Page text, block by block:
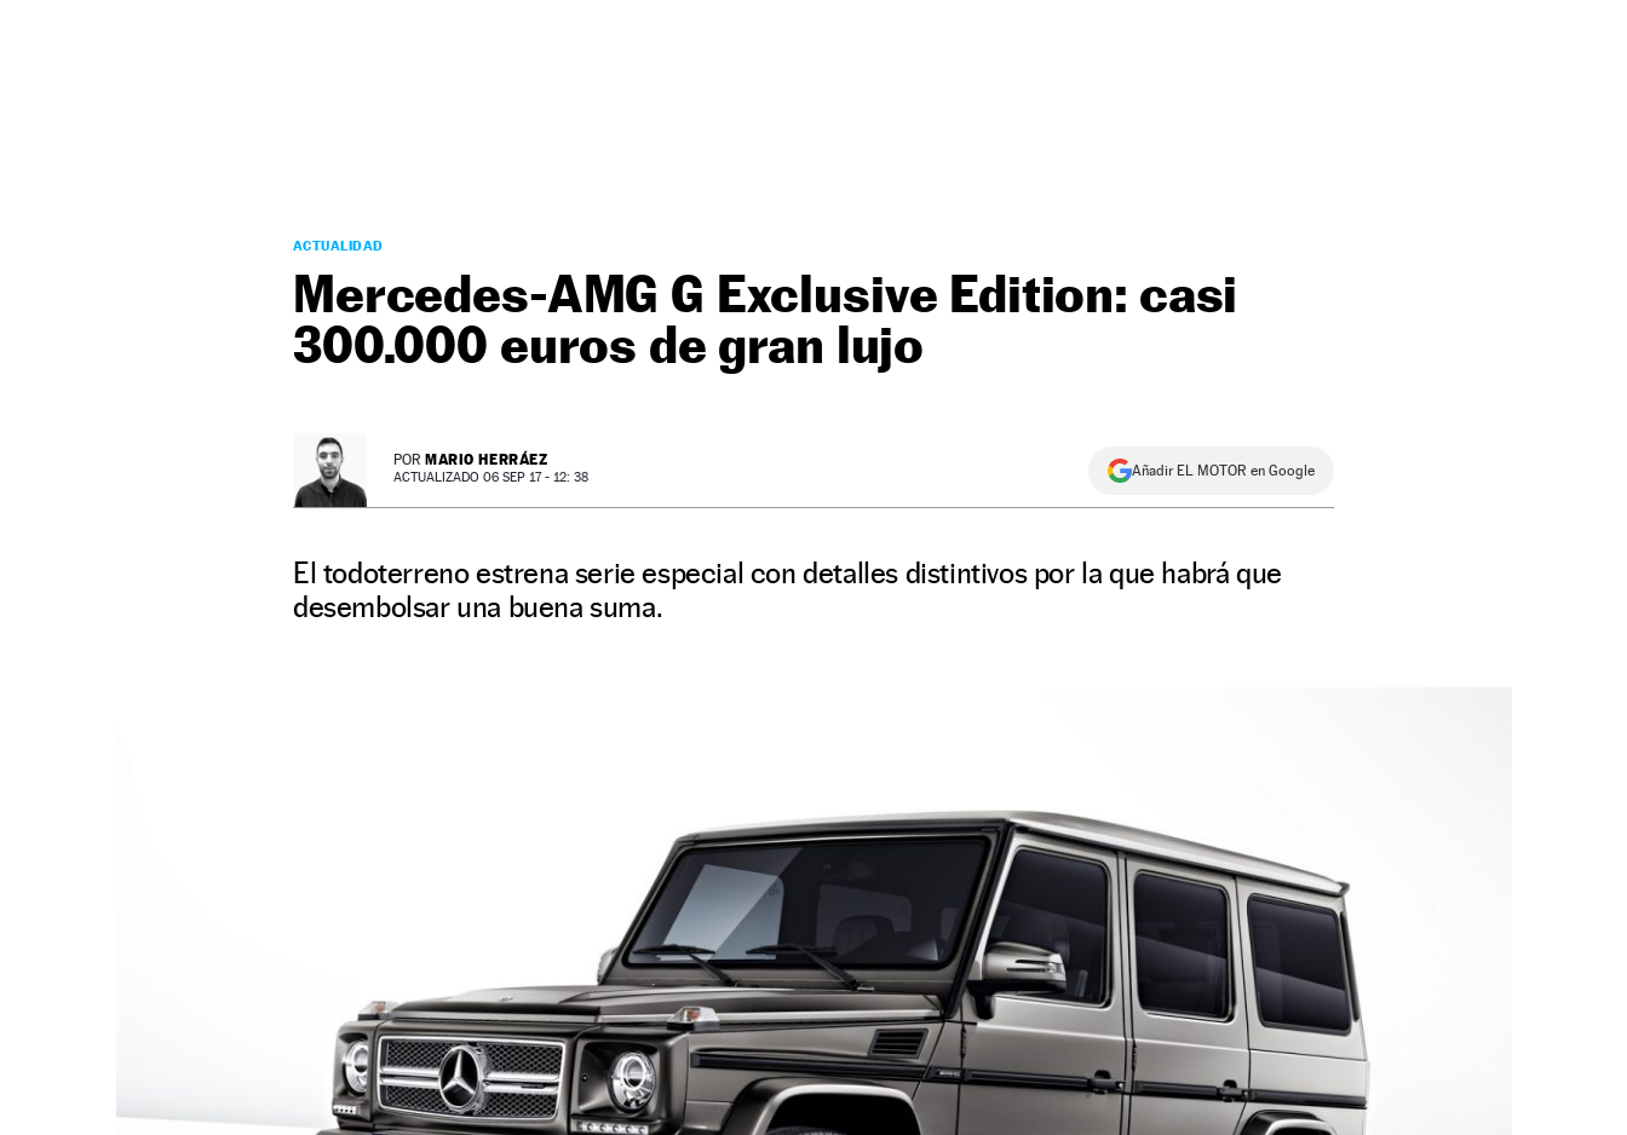
ACTUALIDAD
Mercedes-AMG G Exclusive Edition: casi
300.000 euros de gran lujo
POR MARIO HERRÁEZ
ACTUALIZADO 06 SEP 17 - 12: 38 Añadir EL MOTOR en Google
El todoterreno estrena serie especial con detalles distintivos por la que habrá que
desembolsar una buena suma.